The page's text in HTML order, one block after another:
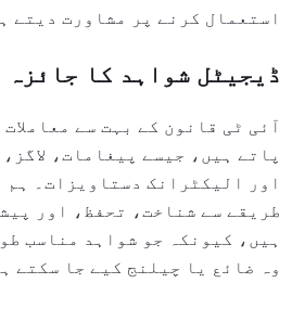
استعمال کرنے پر مشاورت دیتے
ڈیجیٹل شواہد کا جائزہ
آئی ٹی قانون کے بہت سے
پاتے ہیں، جیسے پیغامات،
اور الیکٹرانک دستاویزات۔ ہم
طریقے سے شناخت، تحفظ، اور
ہیں، کیونکہ جو شواہد مناسب
وہ ضائع یا چیلنج کیے جا سکتے